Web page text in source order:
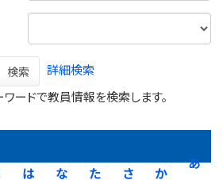
検索
詳細検索
ードで教員情報を検索します。
あ
か
さ
た
な
は